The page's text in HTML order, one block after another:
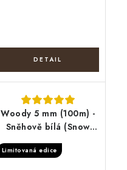
Woody 5 mm (100m) -
Sněhově bílá (Snow
Limitovaná edice